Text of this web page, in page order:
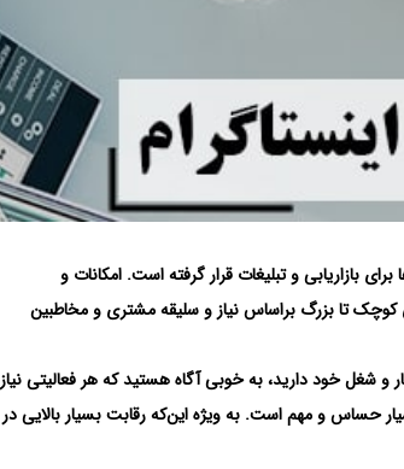
بازاریابی و تبلیغات قرار گرفته است. امکانات و
تا بزرگ براساس نیاز و سلیقه مشتری و مخاطبین
و شغل خود دارید، به خوبی آگاه هستید که هر فعالیتینیاز
حساس و مهم است. به ویژه این‌که رقابت بسیار بالایی در